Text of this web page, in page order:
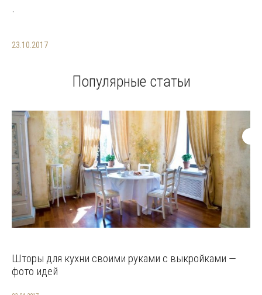
.
23.10.2017
Популярные статьи
Шторы для кухни своими руками с выкройками —
фото идей